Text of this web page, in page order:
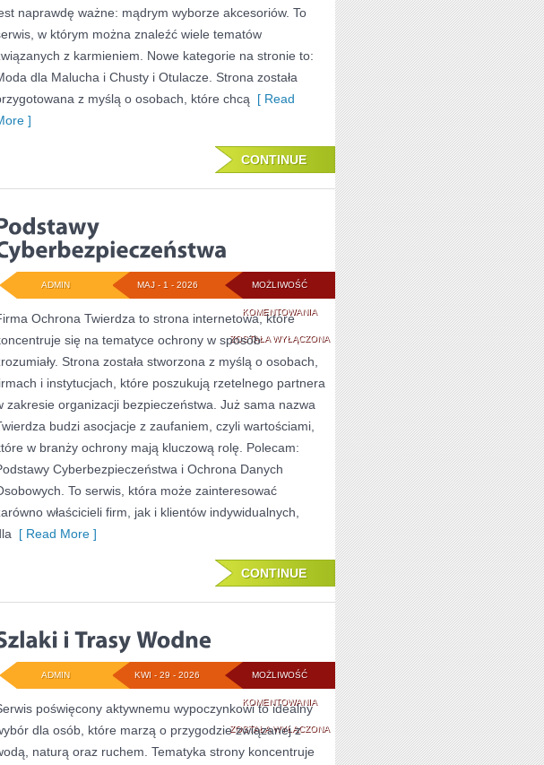
naprawdę ważne: mądrym wyborze akcesoriów. To
w którym można znaleźć wiele tematów
z karmieniem. Nowe kategorie na stronie to:
dla Malucha i Chusty i Otulacze. Strona została
z myślą o osobach, które chcą [ Read
]
CONTINUE
MOŻLIWOŚĆ
KOMENTOWANIAPODSTAWY
CYBERBEZPIECZEŃSTWA
ZOSTAŁA WYŁĄCZONA
MAJ - 1 - 2026
ADMIN
Ochrona Twierdza to strona internetowa, które
się na tematyce ochrony w sposób
Strona została stworzona z myślą o osobach,
i instytucjach, które poszukują rzetelnego partnera
zakresie organizacji bezpieczeństwa. Już sama nazwa
budzi asocjacje z zaufaniem, czyli wartościami,
w branży ochrony mają kluczową rolę. Polecam:
Cyberbezpieczeństwa i Ochrona Danych
To serwis, która może zainteresować
właścicieli firm, jak i klientów indywidualnych,
[ Read More ]
CONTINUE
MOŻLIWOŚĆ
KOMENTOWANIASZLAKI
I
TRASY
ZOSTAŁA WYŁĄCZONA
KWI - 29 - 2026
ADMIN
poświęcony aktywnemu wypoczynkowi to idealny
dla osób, które marzą o przygodzie związanej z
naturą oraz ruchem. Tematyka strony koncentruje